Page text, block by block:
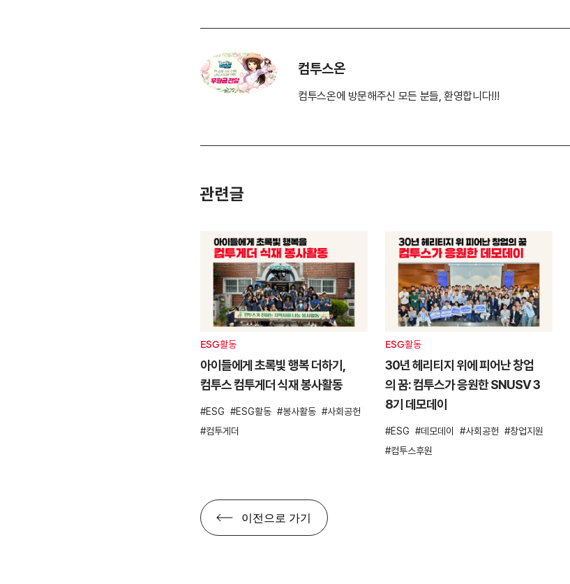
컴투스온
컴투스온에 방문해주신 모든 분들, 환영합니다!!!
관련글
ESG활동
아이들에게 초록빛 행복 더하기,
컴투스 컴투게더 식재 봉사활동
ESG ESG활동 봉사활동
사회공헌
컴투게더
ESG활동
30년 헤리티지 위에 피어난 창업
의 꿈: 컴투스가 응원한 SNUSV 3
8기 데모데이
ESG 데모데이 사회공헌
창업지원
컴투스후원
이전으로 가기